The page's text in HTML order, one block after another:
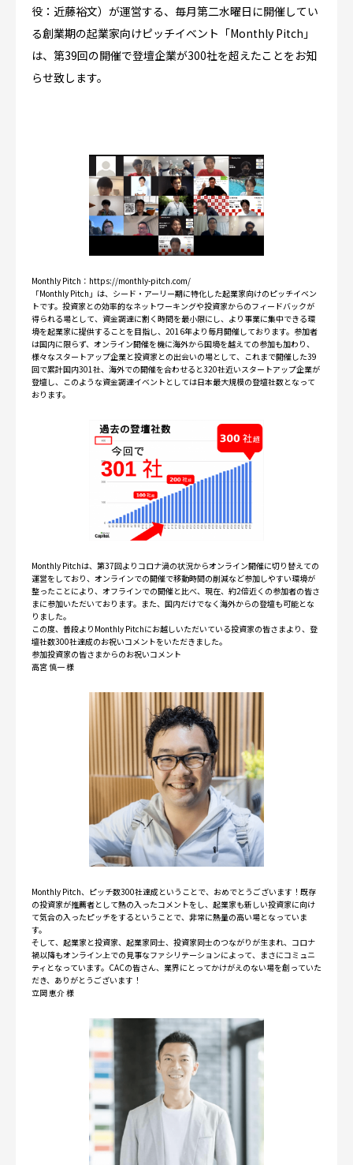
役：近藤裕文）が運営する、毎月第二水曜日に開催してい
る創業期の起業家向けピッチイベント「Monthly Pitch」
は、第39回の開催で登壇企業が300社を超えたことをお知
らせ致します。
Monthly Pitch： https://monthly-pitch.com/
「Monthly Pitch」は、シード・アーリー期に特化した起業家向けのピッチイベン
トです。投資家との効率的なネットワーキングや投資家からのフィードバックが
得られる場として、資金調達に割く時間を最小限にし、より事業に集中できる環
境を起業家に提供することを目指し、2016年より毎月開催しております。参加者
は国内に限らず、オンライン開催を機に海外から国境を越えての参加も加わり、
様々なスタートアップ企業と投資家との出会いの場として、これまで開催した39
回で累計国内301社、海外での開催を合わせると320社近いスタートアップ企業が
登壇し、このような資金調達イベントとしては日本最大規模の登壇社数となって
おります。
Monthly Pitchは、第37回よりコロナ渦の状況からオンライン開催に切り替えての
運営をしており、オンラインでの開催で移動時間の削減など参加しやすい環境が
整ったことにより、オフラインでの開催と比べ、現在、約2倍近くの参加者の皆さ
まに参加いただいております。また、国内だけでなく海外からの登壇も可能とな
りました。
この度、普段よりMonthly Pitchにお越しいただいている投資家の皆さまより、登
壇社数300社達成のお祝いコメントをいただきました。
参加投資家の皆さまからのお祝いコメント
高宮 慎一 様
Monthly Pitch、ピッチ数300社達成ということで、おめでとうございます！既存
の投資家が推薦者として熱の入ったコメントをし、起業家も新しい投資家に向け
て気合の入ったピッチをするということで、非常に熱量の高い場となっていま
す。
そして、起業家と投資家、起業家同士、投資家同士のつながりが生まれ、コロナ
禍以降もオンライン上での見事なファシリテーションによって、まさにコミュニ
ティとなっています。CACの皆さん、業界にとってかけがえのない場を創っていた
だき、ありがとうございます！
立岡 恵介 様